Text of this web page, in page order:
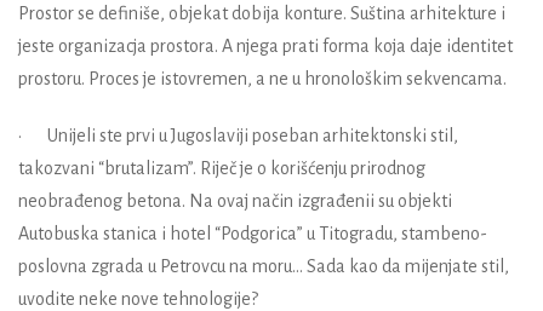
Prostor se definiše, objekat dobija konture. Suština arhitekture i
jeste organizacja prostora. A njega prati forma koja daje identitet
prostoru. Proces je istovremen, a ne u hronološkim sekvencama.
• Unijeli ste prvi u Jugoslaviji poseban arhitektonski stil,
takozvani “brutalizam”. Riječ je o korišćenju prirodnog
neobrađenog betona. Na ovaj način izgrađenii su objekti
Autobuska stanica i hotel “Podgorica” u Titogradu, stambeno-
poslovna zgrada u Petrovcu na moru… Sada kao da mijenjate stil,
uvodite neke nove tehnologije?